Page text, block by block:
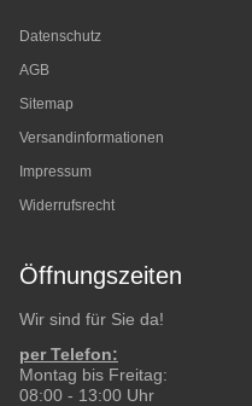
Datenschutz
AGB
Sitemap
Versandinformationen
Impressum
Widerrufsrecht
Öffnungszeiten
Wir sind für Sie da!
per Telefon:
Montag bis Freitag:
08:00 - 13:00 Uhr